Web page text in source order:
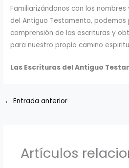
Familiarizándonos con los
del Antiguo Testamento, podemos
comprensión de las escrituras y
para nuestro propio camino
Las Escrituras del Antiguo
← Entrada anterior
Artículos